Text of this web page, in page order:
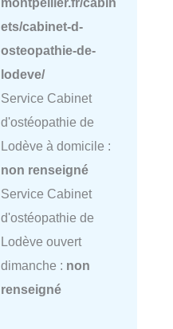
ets/cabinet-d-
osteopathie-de-
lodeve/
Service Cabinet
d'ostéopathie de
Lodève à domicile :
non renseigné
Service Cabinet
d'ostéopathie de
Lodève ouvert
dimanche : non
renseigné